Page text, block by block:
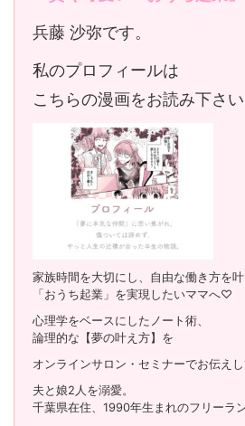
兵藤 沙弥です。
私のプロフィールは
こちらの漫画をお読み下さ
家族時間を大切にし、自由な働き方を叶
「おうち起業」を実現したいママへ♡
心理学をベースにしたノート術、
論理的な【夢の叶え方】を
オンラインサロン・セミナーでお伝えし
夫と娘2人を溺愛。
千葉県在住、1990年生まれのフリーラ